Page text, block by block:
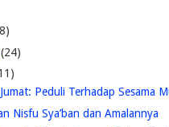
(24)
Peduli Terhadap Sesama
Nisfu Sya’ban dan Amalannya